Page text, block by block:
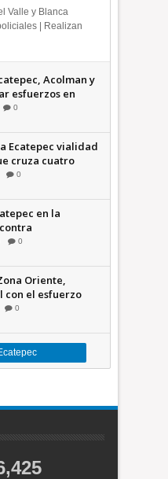
Valle y Blanca
| Realizan
Acolman y
esfuerzos en
0
Ecatepec vialidad
cruza cuatro
+Video
0
en la
en el Valle de
0
Oriente,
con el esfuerzo
retiran 21
0